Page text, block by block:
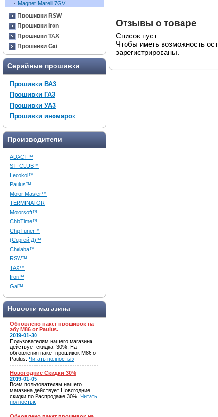
Magneti Marelli 7GV
Прошивки RSW
Прошивки Iron
Прошивки TAX
Прошивки Gai
Серийные прошивки
Прошивки ВАЗ
Прошивки ГАЗ
Прошивки УАЗ
Прошивки иномарок
Производители
ADACT™
ST_CLUB™
Ledokol™
Paulus™
Motor Master™
TERMINATOR
Motorsoft™
ChipTime™
ChipTuner™
(Сергей Д)™
Chelaba™
RSW™
TAX™
Iron™
Gai™
Новости магазина
Обновлено пакет прошивок на
эбу M86 от Paulus.
2019-01-30
Пользователям нашего магазина
действует скидка -30%. На
обновления пакет прошивок M86 от
Paulus. Читать полностью
Новогодние Скидки 30%
2019-01-05
Всем пользователям нашего
магазина действует Новогодние
скидки по Распродаже 30%. Читать
полностью
Отзывы о товаре
Список пуст
Чтобы иметь возможность
зарегистрированы.